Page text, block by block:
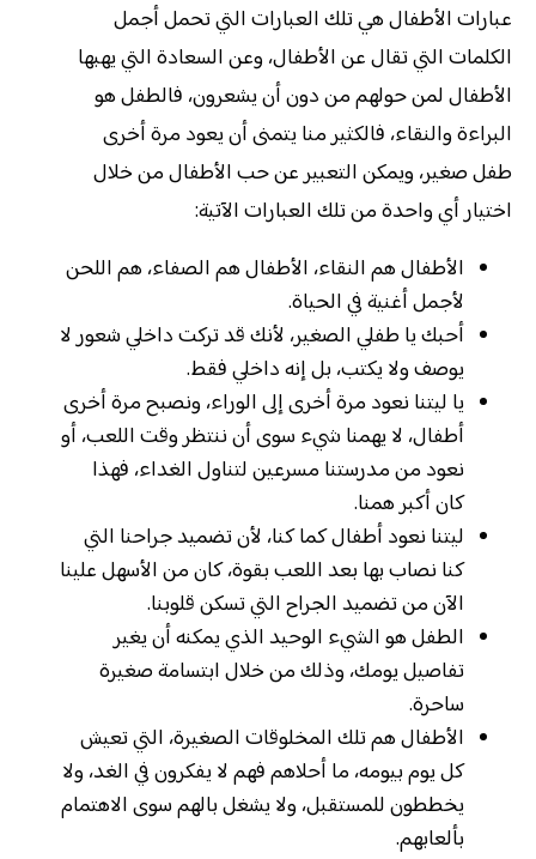
عبارات الأطفال هي تلك العبارات التي تحمل أجمل
الكلمات التي تقال عن الأطفال، وعن السعادة التي يهبها
الأطفال لمن حولهم من دون أن يشعرون، فالطفل هو
البراءة والنقاء، فالكثير منا يتمنى أن يعود مرة أخرى
طفل صغير، ويمكن التعبير عن حب الأطفال من خلال
اختيار أي واحدة من تلك العبارات الآتية:
الأطفال هم النقاء، الأطفال هم الصفاء، هم اللحن
لأجمل أغنية في الحياة.
أحبك يا طفلي الصغير، لأنك قد تركت داخلي شعور لا
يوصف ولا يكتب، بل إنه داخلي فقط.
يا ليتنا نعود مرة أخرى إلى الوراء، ونصبح مرة أخرى
أطفال، لا يهمنا شيء سوى أن ننتظر وقت اللعب، أو
نعود من مدرستنا مسرعين لتناول الغداء، فهذا
كان أكبر همنا.
ليتنا نعود أطفال كما كنا، لأن تضميد جراحنا التي
كنا نصاب بها بعد اللعب بقوة، كان من الأسهل علينا
الآن من تضميد الجراح التي تسكن قلوبنا.
الطفل هو الشيء الوحيد الذي يمكنه أن يغير
تفاصيل يومك، وذلك من خلال ابتسامة صغيرة
ساحرة.
الأطفال هم تلك المخلوقات الصغيرة، التي تعيش
كل يوم بيومه، ما أحلاهم فهم لا يفكرون في الغد، ولا
يخططون للمستقبل، ولا يشغل بالهم سوى الاهتمام
بألعابهم.